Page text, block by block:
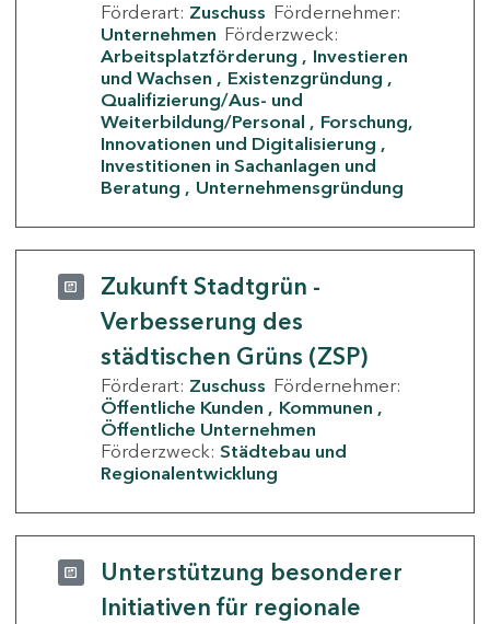
Förderart: Zuschuss Fördernehmer:
Unternehmen Förderzweck:
Arbeitsplatzförderung
Investieren
und Wachsen
Existenzgründung
Qualifizierung/Aus- und
Weiterbildung/Personal
Forschung,
Innovationen und Digitalisierung
Investitionen in Sachanlagen und
Beratung
Unternehmensgründung
Zukunft Stadtgrün -
Verbesserung des
städtischen Grüns (ZSP)
Förderart: Zuschuss Fördernehmer:
Öffentliche Kunden
Kommunen
Öffentliche Unternehmen
Förderzweck: Städtebau und
Regionalentwicklung
Unterstützung besonderer
Initiativen für regionale